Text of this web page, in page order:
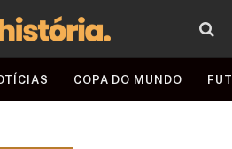
COPA DO MUNDO